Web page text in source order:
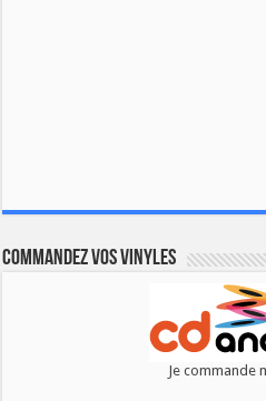
Commandez vos vinyles
Je commande